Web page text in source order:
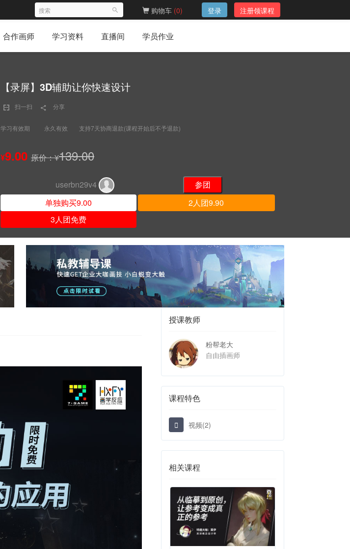
购物车 (0) 登录 注册领课程
合作画师 学习资料 直播间 学员作业
【录屏】3D辅助让你快速设计
扫一扫 分享
学习有效期 永久有效 支持7天协商退款(课程开始后不予退款)
¥9.00 原价：¥139.00
userbn29v4
单独购买9.00
2人团9.90
3人团免费
授课教师
粉帮老大
自由插画师
课程特色
视频(2)
相关课程